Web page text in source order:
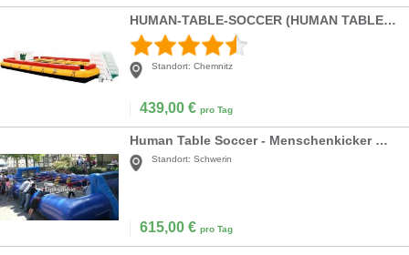
HUMAN-TABLE-SOCCER (HUMAN TABLE FOOTBALL) | MENSCH
Standort: Chemnitz
439,00 € pro Tag
Human Table Soccer - Menschenkicker mieten
Standort: Schwerin
615,00 € pro Tag